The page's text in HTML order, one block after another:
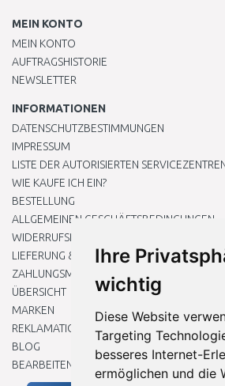
Ihre
wichtig
Diese Website
Targeting
besseres Internet-
ermöglichen und die
MEIN KONTO
MEIN KONTO
AUFTRAGSHISTORIE
NEWSLETTER
INFORMATIONEN
DATENSCHUTZBESTIMMUNGEN
IMPRESSUM
LISTE DER AUTORISIERTEN
WIE KAUFE ICH EIN?
BESTELLUNG
ALLGEMEINEN GESCHÄFTSBEDINGUNGEN
WIDERRUFSRECHT
LIEFERUNG & ZAHLUNG
ZAHLUNGSMETHODEN
ÜBERSICHT
MARKEN
REKLAMATIONEN UND RETOUREN
BLOG
BEARBEITEN SIE MEINE COOKIE-